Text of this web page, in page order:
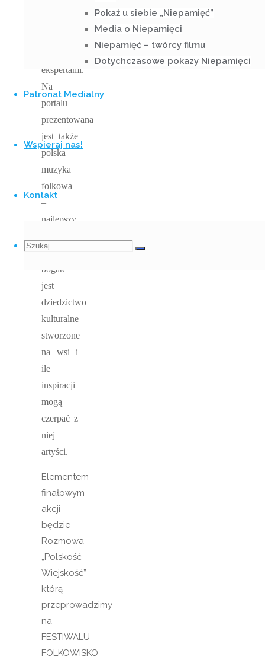
Pokaż u siebie „Niepamięć”
Media o Niepamięci
Niepamięć – twórcy filmu
Dotychczasowe pokazy Niepamięci
Patronat Medialny
Wspieraj nas!
Kontakt
Szukaj
Szukaj:
Szukaj
ekspertami.
Na
portalu
prezentowana
jest także
polska
muzyka
folkowa
–
najlepszy
tego, jak
bogate
jest
dziedzictwo
kulturalne
stworzone
na wsi i
ile
inspiracji
mogą
czerpać z
niej
artyści.
Elementem
finałowym
akcji
będzie
Rozmowa
„Polskość-
Wiejskość”
którą
przeprowadzimy
na
FESTIWALU
FOLKOWISKO